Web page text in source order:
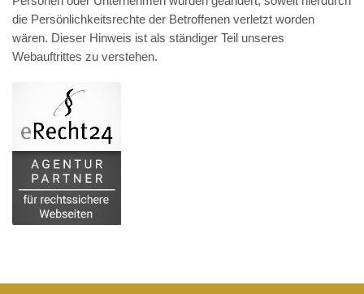
die Persönlichkeitsrechte der Betroffenen verletzt worden
wären. Dieser Hinweis ist als ständiger Teil unseres
Webauftrittes zu verstehen.